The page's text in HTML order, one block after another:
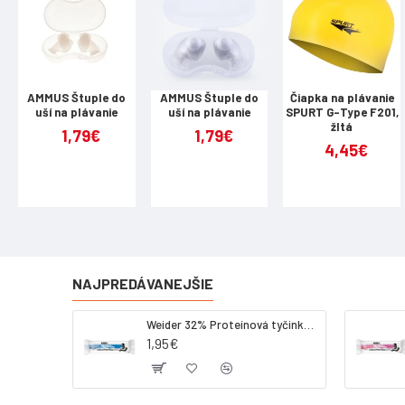
AMMUS Štuple do
uší na plávanie
1,79€
AMMUS Štuple do
uší na plávanie
1,79€
Čiapka na plávanie
SPURT G-Type F201,
žltá
4,45€
NAJPREDÁVANEJŠIE
1,95€